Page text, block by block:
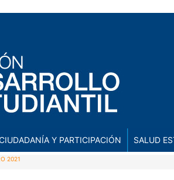
Y PARTICIPACIÓN SALUD
2021